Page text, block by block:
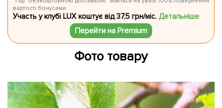
вартості бонусами.
Участь у клубі LUX коштує від 37,5 грн/міс.Детальніше
Перейти на Premium
Фото товару